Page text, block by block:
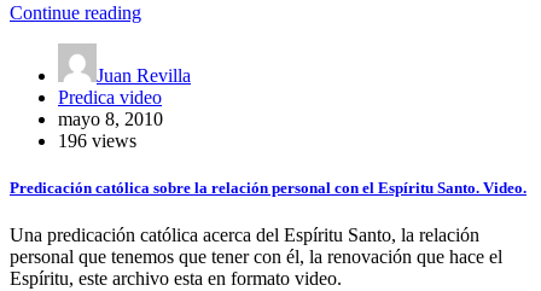
Continue reading
Juan Revilla
Predica video
mayo 8, 2010
196 views
Predicación católica sobre la relación personal con el Espíritu Santo. Video.
Una predicación católica acerca del Espíritu Santo, la relación
personal que tenemos que tener con él, la renovación que hace el
Espíritu, este archivo esta en formato video.